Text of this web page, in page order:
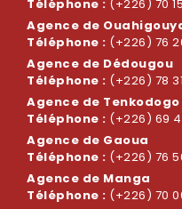
Téléphone : (+226) 70
Agence de
Téléphone : (+226) 76
Agence de Dédougou
Téléphone : (+226) 78
Agence de Tenkodogo
Téléphone : (+226) 69
Agence de Gaoua
Téléphone : (+226) 76
Agence de Manga
Téléphone : (+226) 70